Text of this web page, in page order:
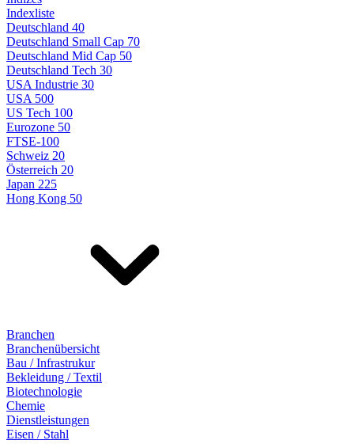
Indexliste
Deutschland 40
Deutschland Small Cap 70
Deutschland Mid Cap 50
Deutschland Tech 30
USA Industrie 30
USA 500
US Tech 100
Eurozone 50
FTSE-100
Schweiz 20
Österreich 20
Japan 225
Hong Kong 50
Branchen
Branchenübersicht
Bau / Infrastrukur
Bekleidung / Textil
Biotechnologie
Chemie
Dienstleistungen
Eisen / Stahl